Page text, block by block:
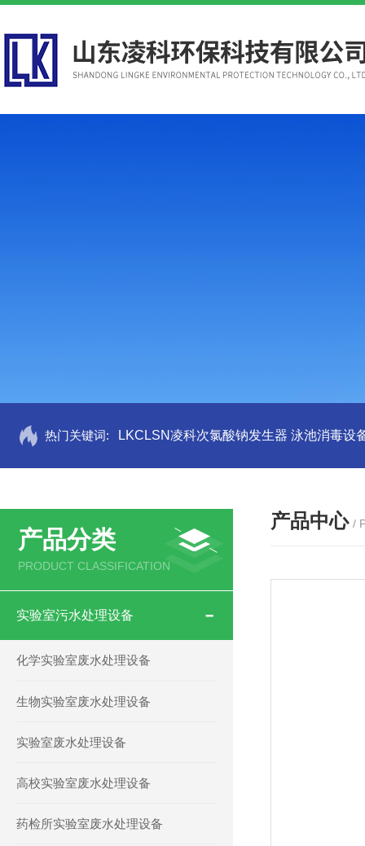
热门关键词: LKCLSN凌科次氯酸钠发生器 泳池消毒设
产品分类
PRODUCT CLASSIFICATION
实验室污水处理设备
化学实验室废水处理设备
生物实验室废水处理设备
实验室废水处理设备
高校实验室废水处理设备
药检所实验室废水处理设备
产品中心 /